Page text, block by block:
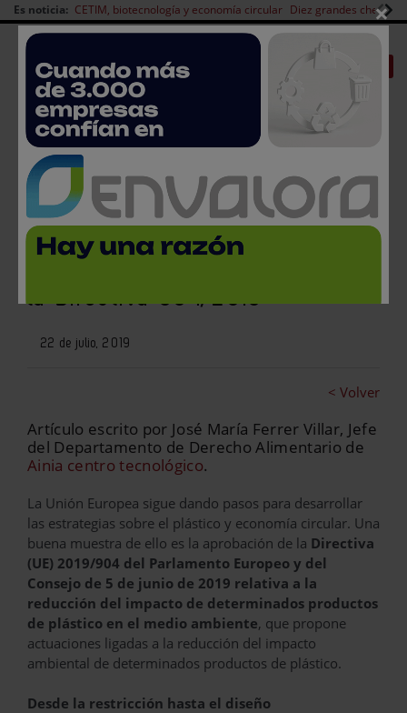
Es noticia: CETIM, biotecnología y economía circular Diez grandes chefs
Redes Sociales
Es noticia
| CANAL EMPLEO Login empresas Registro
Plásticos de un solo uso y el
nuevo escenario en la UE tras
la Directiva 904/2019
22 de julio, 2019
< Volver
Artículo escrito por José María Ferrer Villar, Jefe
del Departamento de Derecho Alimentario de
Ainia centro tecnológico.
La Unión Europea sigue dando pasos para desarrollar
las estrategias sobre el plástico y economía circular. Una
buena muestra de ello es la aprobación de la Directiva
(UE) 2019/904 del Parlamento Europeo y del
Consejo de 5 de junio de 2019 relativa a la
reducción del impacto de determinados productos
de plástico en el medio ambiente, que propone
actuaciones ligadas a la reducción del impacto
ambiental de determinados productos de plástico.
Desde la restricción hasta el diseño
×